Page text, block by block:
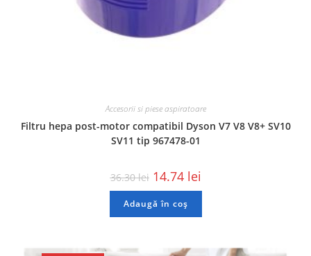
Accesorii si piese aspiratoare
Filtru hepa post-motor compatibil Dyson V7 V8 V8+ SV10
SV11 tip 967478-01
36.30lei 14.74 lei
Adaugă în coș